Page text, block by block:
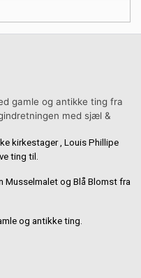
gamle og antikke ting fra
med sjæl &
kirkestager , Louis Phillipe
ting til.
Musselmalet og Blå Blomst fra
og antikke ting.